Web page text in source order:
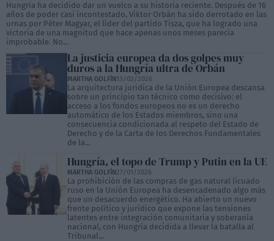
Hungría ha decidido dar un vuelco a su historia reciente. Después de 16
años de poder casi incontestado, Viktor Orbán ha sido derrotado en las
urnas por Péter Magyar, el líder del partido Tisza, que ha logrado una
victoria de una magnitud que hace apenas unos meses parecía
improbable. No...
La justicia europea da dos golpes muy
duros a la Hungría ultra de Orbán
MARTHA GOLFÍN13/02/2026
La arquitectura jurídica de la Unión Europea descansa
sobre un principio tan técnico como decisivo: el
acceso a los fondos europeos no es un derecho
automático de los Estados miembros, sino una
consecuencia condicionada al respeto del Estado de
Derecho y de la Carta de los Derechos Fundamentales
de la...
Hungría, el topo de Trump y Putin en la UE
MARTHA GOLFÍN27/01/2026
La prohibición de las compras de gas natural licuado
ruso en la Unión Europea ha desencadenado algo más
que un desacuerdo energético. Ha abierto un nuevo
frente político y jurídico que expone las tensiones
latentes entre integración comunitaria y soberanía
nacional, con Hungría decidida a llevar la batalla al
Tribunal...